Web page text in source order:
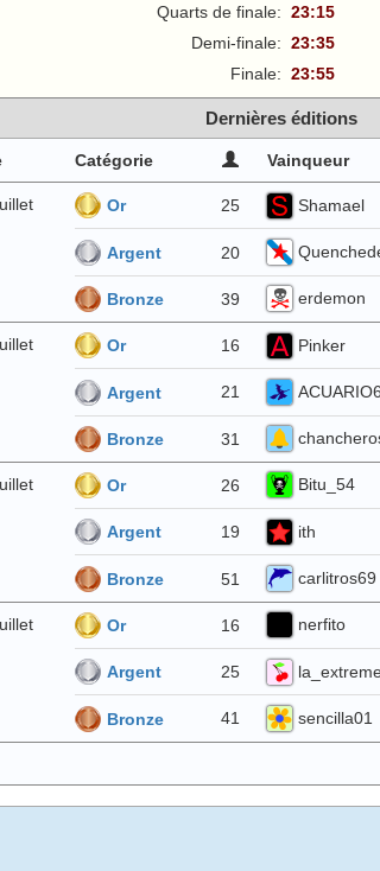
Quarts de finale: 23:15
Demi-finale: 23:35
Finale: 23:55
Dernières éditions
Catégorie Vainqueur
Or 25 Shamael
Argent 20
Bronze 39 erdemon
Or 16 Pinker
Argent 21
Bronze 31
Or 26 Bitu_54
Argent 19 ith
Bronze 51 carlitros69
Or 16 nerfito
Argent 25
Bronze 41 sencilla01